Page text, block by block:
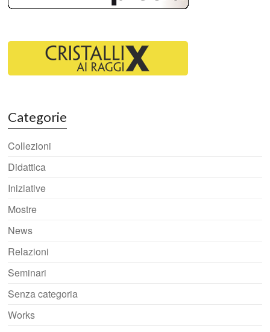
Categorie
Collezioni
Didattica
Iniziative
Mostre
News
Relazioni
Seminari
Senza categoria
Works